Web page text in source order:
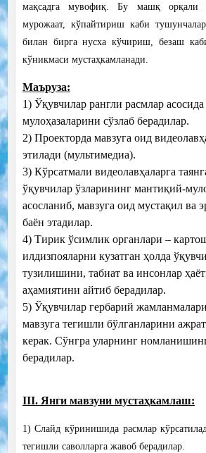
мақсадга мувофиқ. Бу машқ орқали
мурожаат, кўпайтириш каби
билан бирга нусха кўчириш, безаш
кўникмаси мустаҳкамланади.
Маъруза:
1) Ўқувчилар рангли расмлар
мулоҳазаларини сўзлаб берадилар.
2) Проекторда мавзуга оид
этилади (мультимедиа).
3) Кўрсатмали видеолавҳаларга
ўқувчилар ўзларининг мантиқий-
асосланиб, мавзуга оид мустақил ва
баён этадилар.
4) Тирик ўсимлик органлари –
илдизпояларни кузатган ҳолда
тузилишини, табиат ва инсонлар
аҳамиятини айтиб берадилар.
5) Ўқувчилар гербарий
мавзуга тегишли бўлганларини
керак. Сўнгра уларнинг
берадилар.
III. Янги мавзуни мустаҳкамлаш:
1) Слайд кўринишида расмлар
тегишли саволларга жавоб берадилар.